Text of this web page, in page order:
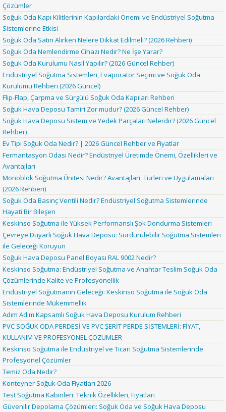
Çözümler
Soğuk Oda Kapı Kilitlerinin Kapılardaki Önemi ve Endüstriyel Soğutma
Sistemlerine Etkisi
Soğuk Oda Satın Alırken Nelere Dikkat Edilmeli? (2026 Rehberi)
Soğuk Oda Nemlendirme Cihazı Nedir? Ne İşe Yarar?
Soğuk Oda Kurulumu Nasıl Yapılır? (2026 Güncel Rehber)
Endüstriyel Soğutma Sistemleri, Evaporatör Seçimi ve Soğuk Oda
Kurulumu Rehberi (2026 Güncel)
Flip-Flap, Çarpma ve Sürgülü Soğuk Oda Kapıları Rehberi
Soğuk Hava Deposu Tamiri Zor mudur? (2026 Güncel Rehber)
Soğuk Hava Deposu Sistem ve Yedek Parçaları Nelerdir? (2026 Güncel
Rehber)
Ev Tipi Soğuk Oda Nedir? | 2026 Güncel Rehber ve Fiyatlar
Fermantasyon Odası Nedir? Endüstriyel Üretimde Önemi, Özellikleri ve
Avantajları
Monoblok Soğutma Ünitesi Nedir? Avantajları, Türleri ve Uygulamaları
(2026 Rehberi)
Soğuk Oda Basınç Ventili Nedir? Endüstriyel Soğutma Sistemlerinde
Hayati Bir Bileşen
Keskinso Soğutma ile Yüksek Performanslı Şok Dondurma Sistemleri
Çevreye Duyarlı Soğuk Hava Deposu: Sürdürülebilir Soğutma Sistemleri
ile Geleceği Koruyun
Soğuk Hava Deposu Panel Boyası RAL 9002 Nedir?
Keskinso Soğutma: Endüstriyel Soğutma ve Anahtar Teslim Soğuk Oda
Çözümlerinde Kalite ve Profesyonellik
Endüstriyel Soğutmanın Geleceği: Keskinso Soğutma ile Soğuk Oda
Sistemlerinde Mükemmellik
Adım Adım Kapsamlı Soğuk Hava Deposu Kurulum Rehberi
PVC SOĞUK ODA PERDESİ VE PVC ŞERİT PERDE SİSTEMLERİ: FİYAT,
KULLANIM VE PROFESYONEL ÇÖZÜMLER
Keskinso Soğutma ile Endüstriyel ve Ticari Soğutma Sistemlerinde
Profesyonel Çözümler
Temiz Oda Nedir?
Konteyner Soğuk Oda Fiyatları 2026
Test Soğutma Kabinleri: Teknik Özellikleri, Fiyatları
Güvenilir Depolama Çözümleri: Soğuk Oda ve Soğuk Hava Deposu